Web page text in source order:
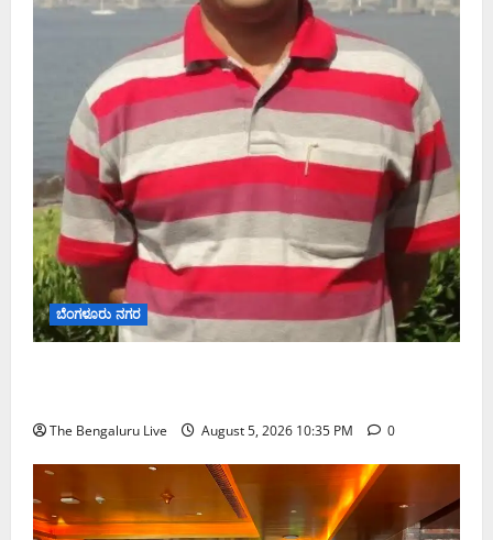
ಬೆಂಗಳೂರು ನಗರ
The Bengaluru Live August 5, 2026 10:35 PM 0